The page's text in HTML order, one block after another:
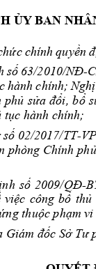
ỦY BAN NHÂN
chính quyền địa
số 63/2010/NĐ-CP
hành chính; Nghị
phủ sửa đổi, bổ
tục hành chính;
số 02/2017/TT-
phòng Chính phủ
số 2009/QĐ-
việc công bố thủ
thuộc phạm vi
Giám đốc Sở Tư